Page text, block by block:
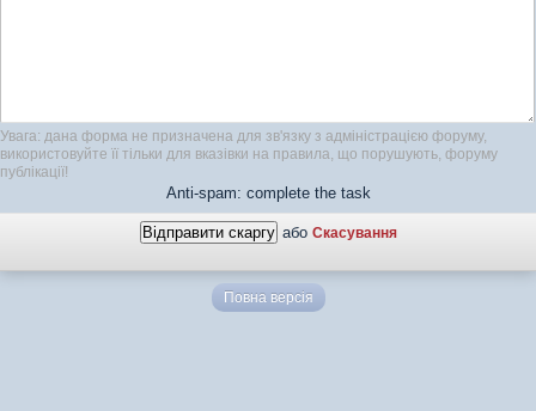
Увага: дана форма не призначена для зв'язку з адміністрацією форуму,
використовуйте її тільки для вказівки на правила, що порушують, форуму
публікації!
Anti-spam: complete the task
або Скасування
Повна версія